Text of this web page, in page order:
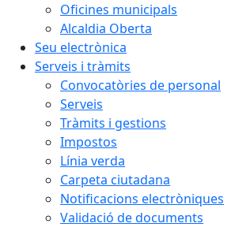
Oficines municipals
Alcaldia Oberta
Seu electrònica
Serveis i tràmits
Convocatòries de personal
Serveis
Tràmits i gestions
Impostos
Línia verda
Carpeta ciutadana
Notificacions electròniques
Validació de documents